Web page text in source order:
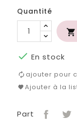
Quantité

 En stock
ajouter pour
Ajouter à la
Part